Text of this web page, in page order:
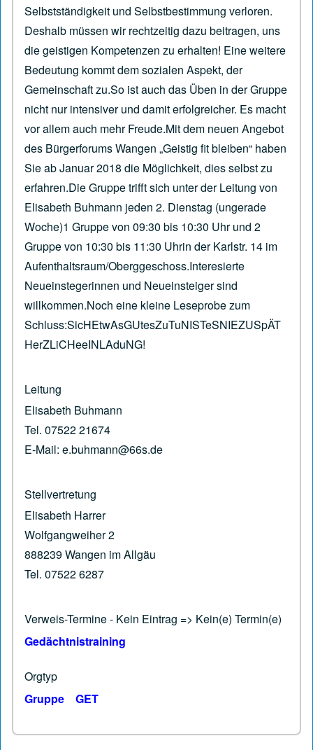
Selbstständigkeit und Selbstbestimmung verloren.
Deshalb müssen wir rechtzeitig dazu beitragen, uns
die geistigen Kompetenzen zu erhalten! Eine weitere
Bedeutung kommt dem sozialen Aspekt, der
Gemeinschaft zu.So ist auch das Üben in der Gruppe
nicht nur intensiver und damit erfolgreicher. Es macht
vor allem auch mehr Freude.Mit dem neuen Angebot
des Bürgerforums Wangen „Geistig fit bleiben“ haben
Sie ab Januar 2018 die Möglichkeit, dies selbst zu
erfahren.Die Gruppe trifft sich unter der Leitung von
Elisabeth Buhmann jeden 2. Dienstag (ungerade
Woche)1 Gruppe von 09:30 bis 10:30 Uhr und 2
Gruppe von 10:30 bis 11:30 Uhrin der Karlstr. 14 im
Aufenthaltsraum/Oberggeschoss.Interesierte
Neueinstegerinnen und Neueinsteiger sind
willkommen.Noch eine kleine Leseprobe zum
Schluss:SicHEtwAsGUtesZuTuNISTeSNIEZUSpÄT
HerZLiCHeeINLAduNG!
Leitung
Elisabeth Buhmann
Tel. 07522 21674
E-Mail: e.buhmann@66s.de
Stellvertretung
Elisabeth Harrer
Wolfgangweiher 2
888239 Wangen im Allgäu
Tel. 07522 6287
Verweis-Termine - Kein Eintrag => Kein(e) Termin(e)
Gedächtnistraining
Orgtyp
Gruppe
GET